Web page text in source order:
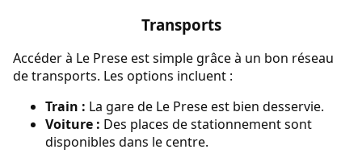
Transports
Accéder à Le Prese est simple grâce à un bon réseau
de transports. Les options incluent :
Train : La gare de Le Prese est bien desservie.
Voiture : Des places de stationnement sont
disponibles dans le centre.